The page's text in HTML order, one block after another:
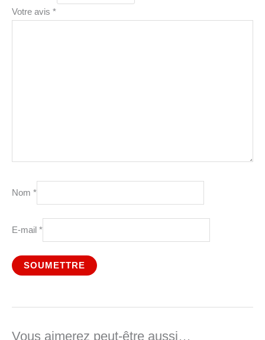
Votre avis *
Nom *
E-mail *
Vous aimerez peut-être aussi…